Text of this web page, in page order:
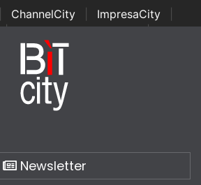
ChannelCity ImpresaCity
| Italian Channel Awards | Italian
Italian Security Awards
Newsletter